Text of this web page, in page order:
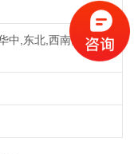
中,东北,西南,西北,港